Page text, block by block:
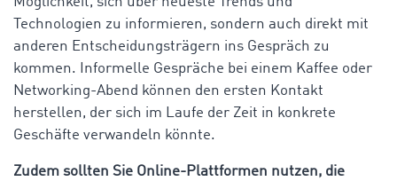
Technologien zu informieren, sondern auch direkt mit
anderen Entscheidungsträgern ins Gespräch zu
kommen. Informelle Gespräche bei einem Kaffee oder
Networking-Abend können den ersten Kontakt
herstellen, der sich im Laufe der Zeit in konkrete
Geschäfte verwandeln könnte.
Zudem sollten Sie Online-Plattformen nutzen, die